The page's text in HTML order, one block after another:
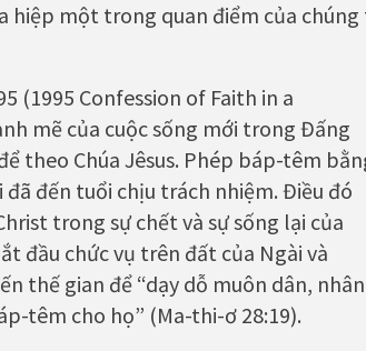
hiệp một trong quan điểm của chúng
(1995 Confession of Faith in a
mẽ của cuộc sống mới trong Đấng
theo Chúa Jêsus. Phép báp-têm
đến tuổi chịu trách nhiệm. Điều đó
trong sự chết và sự sống lại của
đầu chức vụ trên đất của Ngài và
thế gian để “dạy dỗ muôn dân, nhân
têm cho họ” (Ma-thi-ơ 28:19).